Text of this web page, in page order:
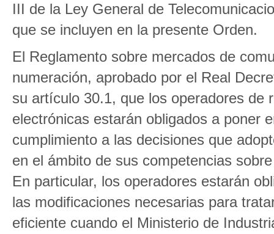
III de la Ley General de
que se incluyen en la presente Orden.
El Reglamento sobre mercados de
numeración, aprobado por el Real
su artículo 30.1, que los operadores de
electrónicas estarán obligados a poner
cumplimiento a las decisiones que
en el ámbito de sus competencias
En particular, los operadores estarán
las modificaciones necesarias para
eficiente cuando el Ministerio de